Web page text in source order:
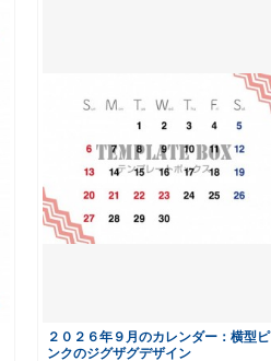
２０２６年９月のカレンダー：横型ピ
ンクのジグザグデザイン